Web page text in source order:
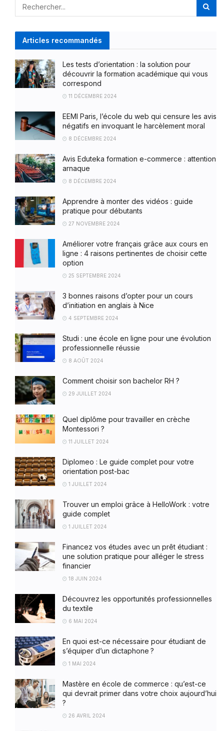
Articles recommandés
Les tests d’orientation : la solution pour
découvrir la formation académique qui vous
correspond
11 DÉCEMBRE 2024
EEMI Paris, l’école du web qui censure les avis
négatifs en invoquant le harcèlement moral
8 DÉCEMBRE 2024
Avis Eduteka formation e-commerce : attention
arnaque
8 DÉCEMBRE 2024
Apprendre à monter des vidéos : guide
pratique pour débutants
27 NOVEMBRE 2024
Améliorer votre français grâce aux cours en
ligne : 4 raisons pertinentes de choisir cette
option
25 SEPTEMBRE 2024
3 bonnes raisons d’opter pour un cours
d’initiation en anglais à Nice
4 SEPTEMBRE 2024
Studi : une école en ligne pour une évolution
professionnelle réussie
8 AOÛT 2024
Comment choisir son bachelor RH ?
29 JUILLET 2024
Quel diplôme pour travailler en crèche
Montessori ?
11 JUILLET 2024
Diplomeo : Le guide complet pour votre
orientation post-bac
1 JUILLET 2024
Trouver un emploi grâce à HelloWork : votre
guide complet
1 JUILLET 2024
Financez vos études avec un prêt étudiant :
une solution pratique pour alléger le stress
financier
18 JUIN 2024
Découvrez les opportunités professionnelles
du textile
6 MAI 2024
En quoi est-ce nécessaire pour étudiant de
s’équiper d’un dictaphone ?
1 MAI 2024
Mastère en école de commerce : qu’est-ce
qui devrait primer dans votre choix aujourd’hui
?
26 AVRIL 2024